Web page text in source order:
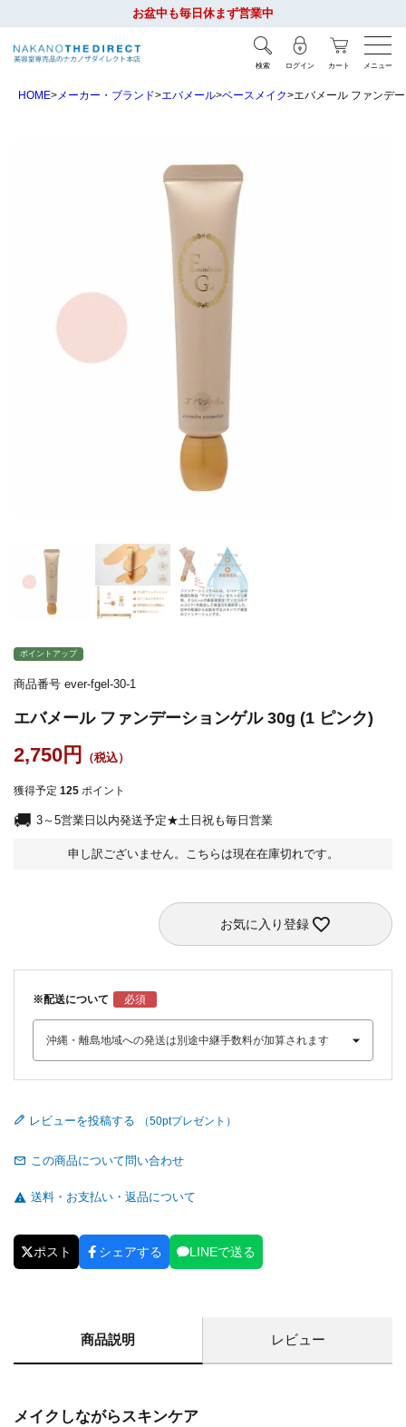
お盆中も毎日休まず営業中
検索 ログイン カート メニュー
HOME メーカー・ブランド エバメール ベースメイク エバメール ファンデ
ポイントアップ
商品番号 ever-fgel-30-1
エバメール ファンデーションゲル 30g (1 ピンク)
2,750
獲得予定 125 ポイント
3～5営業日以内発送予定★土日祝も毎日営業
申し訳ございません。こちらは現在在庫切れです。
お気に入り登録
※配送について
レビューを投稿する
この商品について問い合わせ
送料・お支払い・返品について
ポスト シェアする LINEで送る
商品説明 レビュー
メイクしながらスキンケア